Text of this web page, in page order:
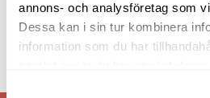
annons- och analysföretag som
Dessa kan i sin tur kombinera
information som du har
Samtyckesval